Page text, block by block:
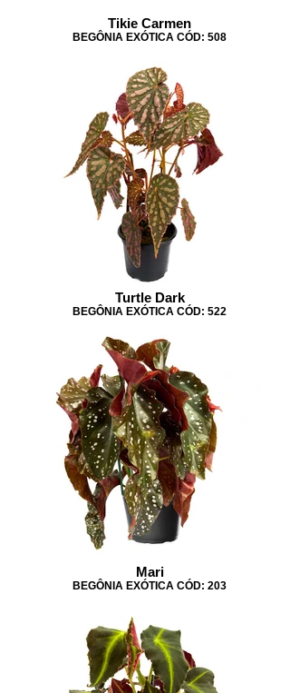
Tikie Carmen
BEGÔNIA EXÓTICA CÓD: 508
Turtle Dark
BEGÔNIA EXÓTICA CÓD: 522
Mari
BEGÔNIA EXÓTICA CÓD: 203